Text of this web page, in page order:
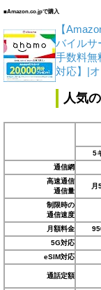
■Amazon.co.jpで購入
【
バイルサ
手数料無
対応】|
人気
5
通信網
高速通信
通信量
月
制限時の
通信速度
月額料金
5G対応
eSIM対応
通話定額